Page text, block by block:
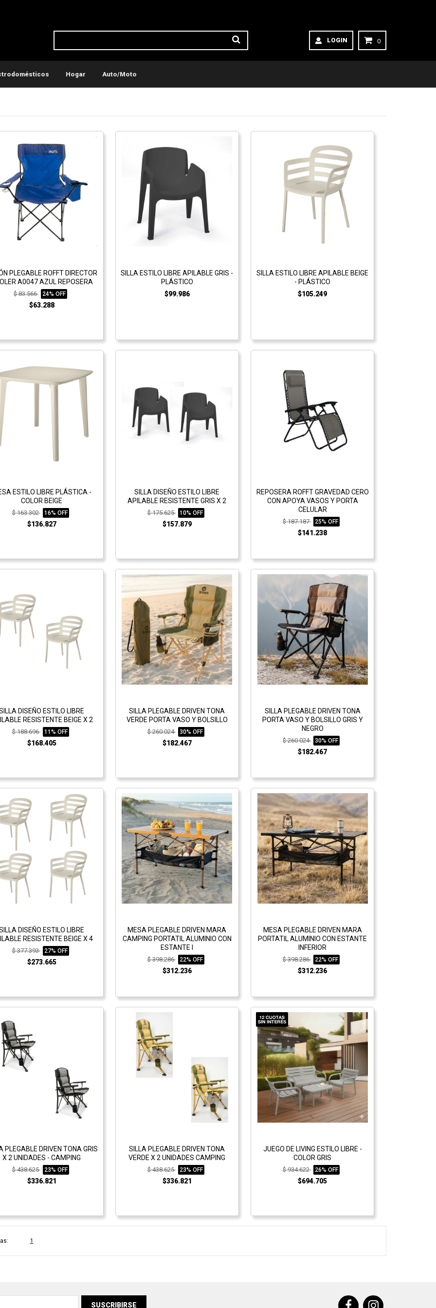
LOGIN 0
Hogar Auto/Moto
PLEGABLE ROFFT DIRECTOR
A0047 AZUL REPOSERA
$ 83.566 24% OFF
$63.288
SILLA ESTILO LIBRE APILABLE GRIS -
PLÁSTICO
$99.986
SILLA ESTILO LIBRE APILABLE BEIGE
- PLÁSTICO
$105.249
ESTILO LIBRE PLÁSTICA -
COLOR BEIGE
$ 163.302 16% OFF
$136.827
SILLA DISEÑO ESTILO LIBRE
APILABLE RESISTENTE GRIS X 2
$ 175.625 10% OFF
$157.879
REPOSERA ROFFT GRAVEDAD CERO
CON APOYA VASOS Y PORTA
CELULAR
$ 187.187 25% OFF
$141.238
DISEÑO ESTILO LIBRE
RESISTENTE BEIGE X 2
$ 188.696 11% OFF
$168.405
SILLA PLEGABLE DRIVEN TONA
VERDE PORTA VASO Y BOLSILLO
$ 260.024 30% OFF
$182.467
SILLA PLEGABLE DRIVEN TONA
PORTA VASO Y BOLSILLO GRIS Y
NEGRO
$ 260.024 30% OFF
$182.467
DISEÑO ESTILO LIBRE
RESISTENTE BEIGE X 4
$ 377.393 27% OFF
$273.665
MESA PLEGABLE DRIVEN MARA
CAMPING PORTATIL ALUMINIO CON
ESTANTE I
$ 398.286 22% OFF
$312.236
MESA PLEGABLE DRIVEN MARA
PORTATIL ALUMINIO CON ESTANTE
INFERIOR
$ 398.286 22% OFF
$312.236
PLEGABLE DRIVEN TONA GRIS
X 2 UNIDADES - CAMPING
$ 438.625 23% OFF
$336.821
SILLA PLEGABLE DRIVEN TONA
VERDE X 2 UNIDADES CAMPING
$ 438.625 23% OFF
$336.821
JUEGO DE LIVING ESTILO LIBRE -
COLOR GRIS
$ 934.622 26% OFF
$694.705
1
SUSCRIBIRSE